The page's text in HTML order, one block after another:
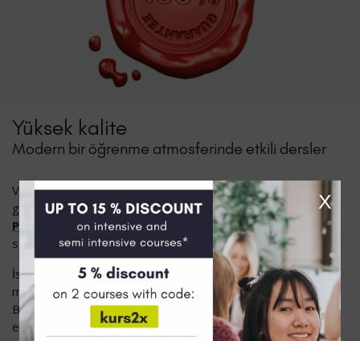
Yüksek kalite
Modern bir öğrenme atmosferinde etkili dersler
Viyana'daki Almanca kurslarımızın çok iyi ve etkili olduğu
gerçeği, kurs katılımcılarımızın Facebook, Google veya
ProvenExpert'te DeutschAkademie hakkında sürekli olarak
son derece olumlu yorumlar yapmasıyla kanıtlanmıştır.
İster çevrimiçi ister yerinde olsun, dil okulumuzda başarılı,
motive edici ve keyifli haftalar geçireceğinize inanıyoruz.
Beklentileriniz kurslarımızdan biriyle eşleşmezse
endişelenmeyin: sizekalite garantisisunuyoruz.
X